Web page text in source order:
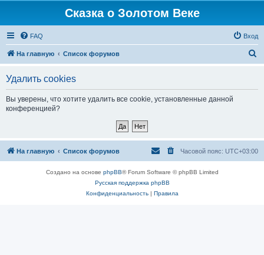
Сказка о Золотом Веке
FAQ Вход
На главную Список форумов
Удалить cookies
Вы уверены, что хотите удалить все cookie, установленные данной
конференцией?
На главную Список форумов Часовой пояс: UTC+03:00
Создано на основе phpBB® Forum Software © phpBB Limited
Русская поддержка phpBB
Конфиденциальность| Правила